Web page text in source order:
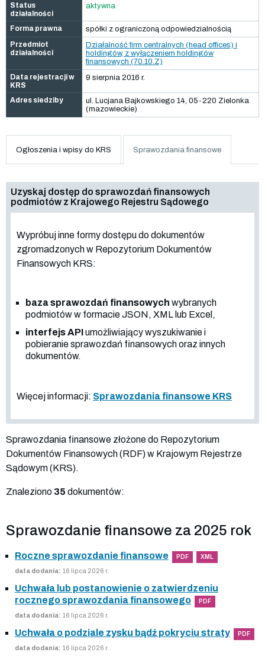
Status
działalności
aktywna
Forma prawna
spółki z ograniczoną odpowiedzialnością
Przedmiot
działalności
Działalność firm centralnych (head offices) i
holdingów, z wyłączeniem holdingów
finansowych (70.10.Z)
Data rejestracji w
KRS
9 sierpnia 2016 r.
Adres siedziby
ul. Lucjana Bajkowskiego 14, 05-220 Zielonka
(mazowieckie)
Ogłoszenia i wpisy do KRS Sprawozdania finansowe
Uzyskaj dostęp do sprawozdań finansowych
podmiotów z Krajowego Rejestru Sądowego
Wypróbuj inne formy dostępu do dokumentów
zgromadzonych w Repozytorium Dokumentów
Finansowych KRS:
baza sprawozdań finansowych wybranych
podmiotów w formacie JSON, XML lub Excel,
interfejs APIumożliwiający wyszukiwanie i
pobieranie sprawozdań finansowych oraz innych
dokumentów.
Więcej informacji: Sprawozdania finansowe KRS
Sprawozdania finansowe złożone do Repozytorium
Dokumentów Finansowych (RDF) w Krajowym Rejestrze
Sądowym (KRS).
Znaleziono 35 dokumentów:
Sprawozdanie finansowe za 2025 rok
Roczne sprawozdanie finansowe PDF XML
data dodania: 16 lipca 2026 r.
Uchwała lub postanowienie o zatwierdzeniu
rocznego sprawozdania finansowego
PDF
data dodania: 16 lipca 2026 r.
Uchwała o podziale zysku bądź pokryciu straty PDF
data dodania: 16 lipca 2026 r.